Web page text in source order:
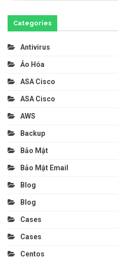
Categories
Antivirus
Ảo Hóa
ASA Cisco
ASA Cisco
AWS
Backup
Bảo Mật
Bảo Mật Email
Blog
Blog
Cases
Cases
Centos